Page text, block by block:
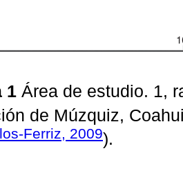
1 Área de estudio. 1,
de Múzquiz,
Ferriz, 2009).